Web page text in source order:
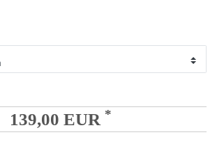
139,00 EUR *